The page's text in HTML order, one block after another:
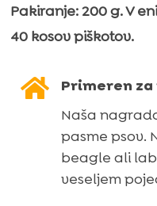
piškoti)
–
g
količina
Pakiranje: 200 g. V
40 kosov piškotov.

Primeren za
Naša
pasme psov.
beagle ali
veseljem